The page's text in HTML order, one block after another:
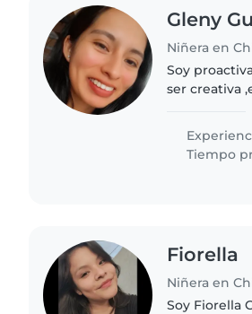
Gleny
Niñera en
Soy
ser creativa
Tiempo
Fiorella
Niñera en
Soy Fiorella